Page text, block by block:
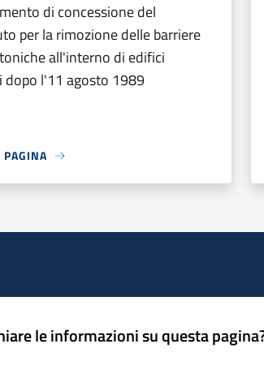
di concessione del
per la rimozione delle barriere
all'interno di edifici
dopo l'11 agosto 1989
PAGINA
le informazioni su questa